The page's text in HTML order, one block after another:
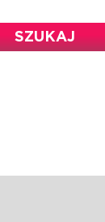
SZUKAJ